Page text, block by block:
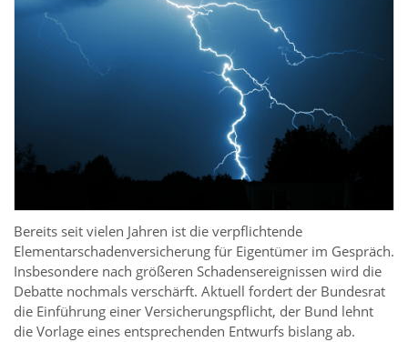
Bereits seit vielen Jahren ist die verpflichtende
Elementarschadenversicherung für Eigentümer im Gespräch.
Insbesondere nach größeren Schadensereignissen wird die
Debatte nochmals verschärft. Aktuell fordert der Bundesrat
die Einführung einer Versicherungspflicht, der Bund lehnt
die Vorlage eines entsprechenden Entwurfs bislang ab.